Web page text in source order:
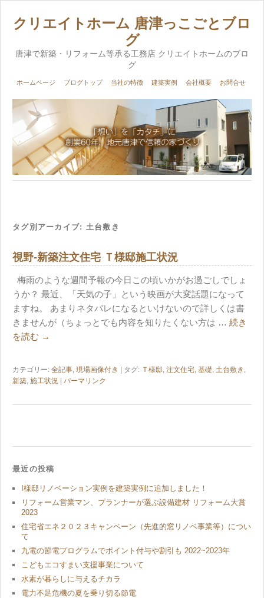
クリエイトホーム 唐津っこごとブロ
グ
唐津で新築・リフォーム等承る工務店 クリエイトホームのブロ
グ
ホームページ ブログトップ 当社の特徴 建築実例 会社概要 お問合せ
タグ別アーカイブ: 土台敷き
視野-新築注文住宅 Ｔ様邸施工状況
梅雨のような週間予報の今日この頃いかがお過ごしでしょ
うか？ 最近、「天気の子」という映画が大変話題になって
ますね。 あまりネタバレになるといけないので詳しくは書
きませんが（ちょっとでも内容を知りたくない方は … 続き
を読む →
カテゴリー: 全記事, 現場画像付き | タグ: Ｔ様邸, 注文住宅, 基礎, 土台敷き ,
新築, 施工状況 パーマリンク
最近の投稿
I様邸リノベーション実例を建築実例に追加しました！
リフォーム営業マン、プランナーが選ぶ設備建材 リフォーム大賞
2023
住宅省エネ２０２３キャンペーン（先進的窓リノベ事業等）につい
て
九電の節電プログラムでポイント付与や割引も 2022~2023年
こどもエコすまい支援事業について
水素が暮らしに与えるチカラ
電力不足危機の夏を乗り切る節電